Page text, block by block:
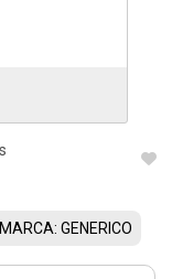
MARCA: GENERICO